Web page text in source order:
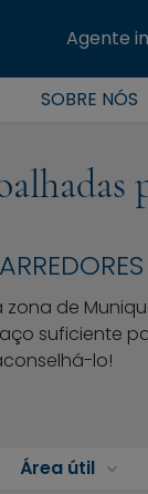
Agente
SOBRE NÓS
de
suficiente
lo!
Área útil